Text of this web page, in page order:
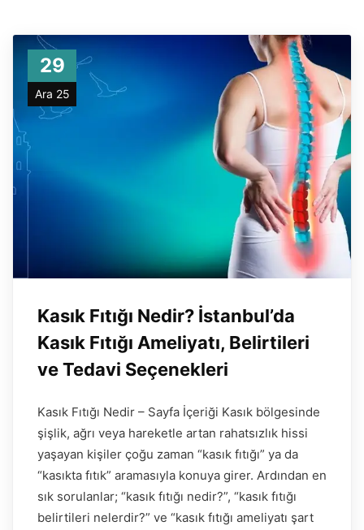
29
Ara 25
Kasık Fıtığı Nedir? İstanbul’da
Kasık Fıtığı Ameliyatı, Belirtileri
ve Tedavi Seçenekleri
Kasık Fıtığı Nedir – Sayfa İçeriği Kasık bölgesinde
şişlik, ağrı veya hareketle artan rahatsızlık hissi
yaşayan kişiler çoğu zaman “kasık fıtığı” ya da
“kasıkta fıtık” aramasıyla konuya girer. Ardından en
sık sorulanlar; “kasık fıtığı nedir?”, “kasık fıtığı
belirtileri nelerdir?” ve “kasık fıtığı ameliyatı şart